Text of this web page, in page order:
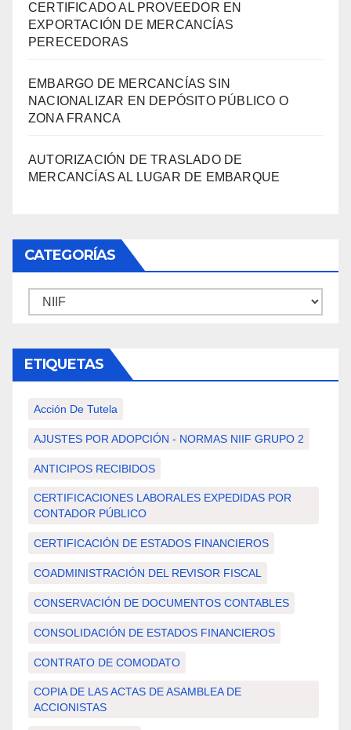
CERTIFICADO AL PROVEEDOR EN
EXPORTACIÓN DE MERCANCÍAS
PERECEDORAS
EMBARGO DE MERCANCÍAS SIN
NACIONALIZAR EN DEPÓSITO PÚBLICO O
ZONA FRANCA
AUTORIZACIÓN DE TRASLADO DE
MERCANCÍAS AL LUGAR DE EMBARQUE
CATEGORÍAS
Categorías
ETIQUETAS
Acción De Tutela
AJUSTES POR ADOPCIÓN - NORMAS NIIF GRUPO 2
ANTICIPOS RECIBIDOS
CERTIFICACIONES LABORALES EXPEDIDAS POR
CONTADOR PÚBLICO
CERTIFICACIÓN DE ESTADOS FINANCIEROS
COADMINISTRACIÓN DEL REVISOR FISCAL
CONSERVACIÓN DE DOCUMENTOS CONTABLES
CONSOLIDACIÓN DE ESTADOS FINANCIEROS
CONTRATO DE COMODATO
COPIA DE LAS ACTAS DE ASAMBLEA DE
ACCIONISTAS